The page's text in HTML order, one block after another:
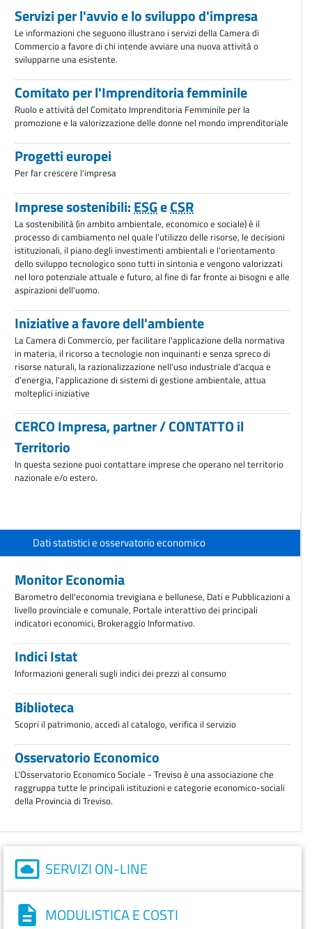
Servizi per l'avvio e lo sviluppo d'impresa
Le informazioni che seguono illustrano i servizi della Camera di
Commercio a favore di chi intende avviare una nuova attività o
svilupparne una esistente.
Comitato per l'Imprenditoria femminile
Ruolo e attività del Comitato Imprenditoria Femminile per la
promozione e la valorizzazione delle donne nel mondo imprenditoriale
Progetti europei
Per far crescere l'impresa
Imprese sostenibili:ESGeCSR
La sostenibilità (in ambito ambientale, economico e sociale) è il
processo di cambiamento nel quale l'utilizzo delle risorse, le decisioni
istituzionali, il piano degli investimenti ambientali e l'orientamento
dello sviluppo tecnologico sono tutti in sintonia e vengono valorizzati
nel loro potenziale attuale e futuro, al fine di far fronte ai bisogni e alle
aspirazioni dell'uomo.
Iniziative a favore dell'ambiente
La Camera di Commercio, per facilitare l'applicazione della normativa
in materia, il ricorso a tecnologie non inquinanti e senza spreco di
risorse naturali, la razionalizzazione nell'uso industriale d'acqua e
d'energia, l'applicazione di sistemi di gestione ambientale, attua
molteplici iniziative
CERCO Impresa, partner / CONTATTO il
Territorio
In questa sezione puoi contattare imprese che operano nel territorio
nazionale e/o estero.
Dati statistici e osservatorio economico
Monitor Economia
Barometro dell'economia trevigiana e bellunese, Dati e Pubblicazioni a
livello provinciale e comunale, Portale interattivo dei principali
indicatori economici, Brokeraggio Informativo.
Indici Istat
Informazioni generali sugli indici dei prezzi al consumo
Biblioteca
Scopri il patrimonio, accedi al catalogo, verifica il servizio
Osservatorio Economico
L'Osservatorio Economico Sociale - Treviso è una associazione che
raggruppa tutte le principali istituzioni e categorie economico-sociali
della Provincia di Treviso.
SERVIZI ON-LINE
MODULISTICA E COSTI